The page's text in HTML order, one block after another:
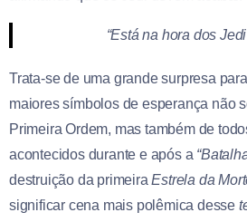
“Está na hora dos
Trata-se de uma grande surpresa
maiores símbolos de esperança não
Primeira Ordem, mas também de
acontecidos durante e após a
destruição da primeira Estrela da
significar cena mais polêmica desse